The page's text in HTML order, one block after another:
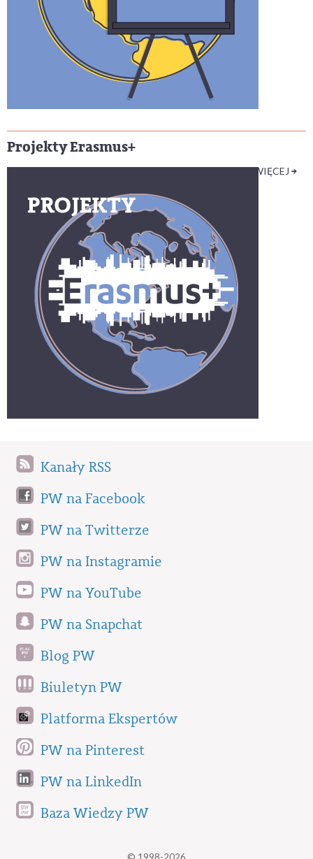
Projekty Erasmus+
WIĘCEJ
Kanały RSS
PW na Facebook
PW na Twitterze
PW na Instagramie
PW na YouTube
PW na Snapchat
Blog PW
Biuletyn PW
Platforma Ekspertów
PW na Pinterest
PW na LinkedIn
Baza Wiedzy PW
© 1998-2026